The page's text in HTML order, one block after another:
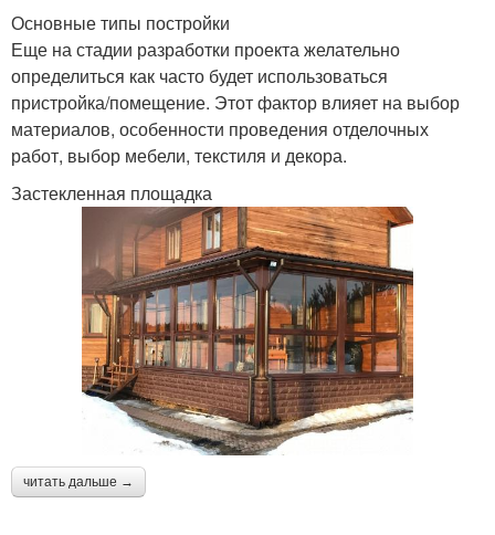
Основные типы постройки
Еще на стадии разработки проекта желательно
определиться как часто будет использоваться
пристройка/помещение. Этот фактор влияет на выбор
материалов, особенности проведения отделочных
работ, выбор мебели, текстиля и декора.
Застекленная площадка
читать дальше →